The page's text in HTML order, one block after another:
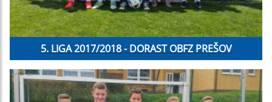
5. LIGA 2017/2018 - DORAST OBFZ PREŠOV